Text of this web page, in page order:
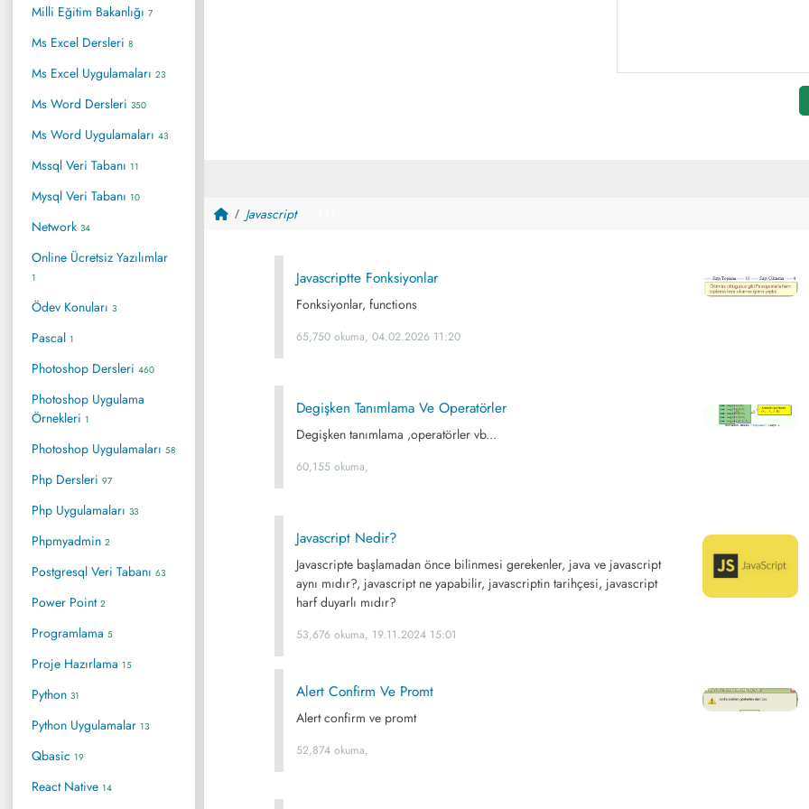
Milli Eğitim Bakanlığı 7
Ms Excel Dersleri 8
Ms Excel Uygulamaları 23
Ms Word Dersleri 350
Ms Word Uygulamaları 43
Mssql Veri Tabanı 11
Mysql Veri Tabanı 10
Network 34
Online Ücretsiz Yazılımlar
1
Ödev Konuları 3
Pascal 1
Photoshop Dersleri 460
Photoshop Uygulama
Örnekleri 1
Photoshop Uygulamaları 58
Php Dersleri 97
Php Uygulamaları 33
Phpmyadmin 2
Postgresql Veri Tabanı 63
Power Point 2
Programlama 5
Proje Hazırlama 15
Python 31
Python Uygulamalar 13
Qbasic 19
React Native 14
Javascript
Javascriptte Fonksiyonlar
Fonksiyonlar, functions
65,750 okuma, 04.02.2026 11:20
Degişken Tanımlama Ve Operatörler
Degişken tanımlama ,operatörler vb...
60,155 okuma,
Javascript Nedir?
Javascripte başlamadan önce bilinmesi gerekenler, java ve javascript
aynı mıdır?, javascript ne yapabilir, javascriptin tarihçesi, javascript
harf duyarlı mıdır?
53,676 okuma, 19.11.2024 15:01
Alert Confirm Ve Promt
Alert confirm ve promt
52,874 okuma,